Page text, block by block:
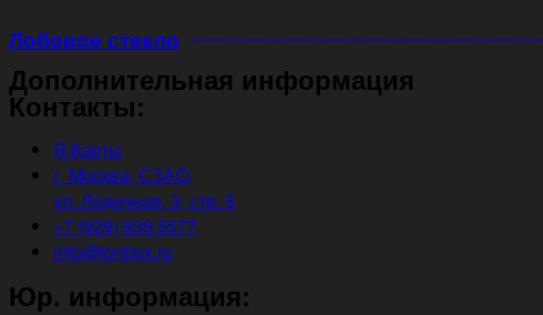
Лобовое стекло
Дополнительная информация
Контакты:
Я.Карты
г. Москва, СЗАО,
ул. Лодочная, 3, стр. 5
+7 (929) 939 5577
info@tonbox.ru
Юр. информация: